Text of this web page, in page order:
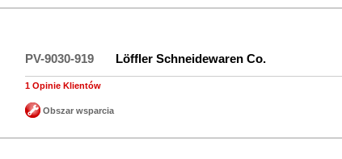
PV-9030-919 Löffler Schneidewaren Co.
1 Opinie Klientów
Obszar wsparcia